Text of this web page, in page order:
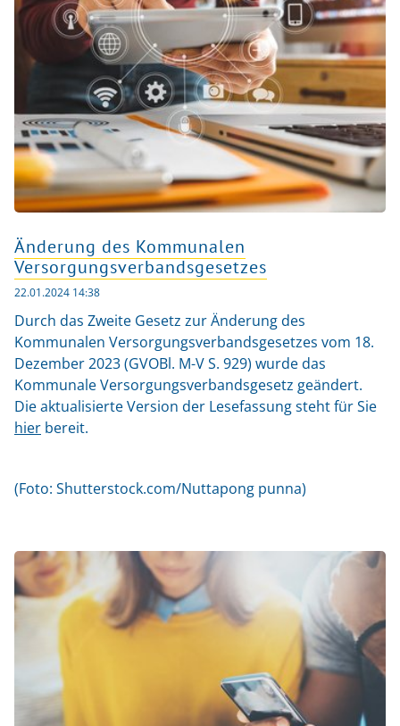
Änderung des Kommunalen
Versorgungsverbandsgesetzes
22.01.2024 14:38
Durch das Zweite Gesetz zur Änderung des
Kommunalen Versorgungsverbandsgesetzes vom 18.
Dezember 2023 (GVOBl. M-V S. 929) wurde das
Kommunale Versorgungsverbandsgesetz geändert.
Die aktualisierte Version der Lesefassung steht für Sie
hier bereit.
(Foto: Shutterstock.com/Nuttapong punna)